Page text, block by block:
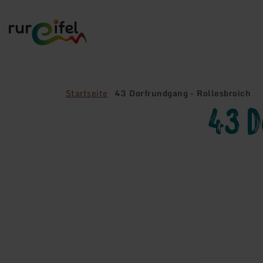
Zurück
zur
Startseite
Startseite 43 Dorfrundgang - Rollesbroich
43